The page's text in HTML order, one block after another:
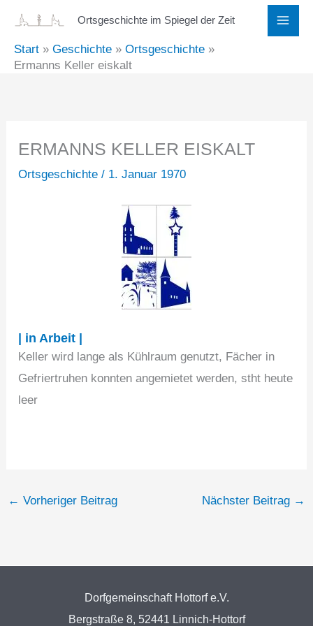
springen
Ortsgeschichte im Spiegel der Zeit
Start Geschichte
Ortsgeschichte
Ermanns Keller eiskalt
ERMANNS KELLER EISKALT
Ortsgeschichte / 1. Januar 1970
| in Arbeit |
Keller wird lange als Kühlraum genutzt, Fächer in
Gefriertruhen konnten angemietet werden, stht heute
leer
← Vorheriger Beitrag Nächster Beitrag →
Dorfgemeinschaft Hottorf e.V.
Bergstraße 8, 52441 Linnich-Hottorf